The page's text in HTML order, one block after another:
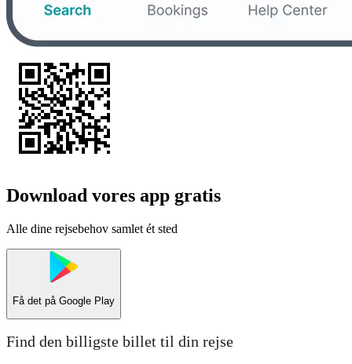
Download vores app gratis
Alle dine rejsebehov samlet ét sted
Få det på Google Play
Find den billigste billet til din rejse